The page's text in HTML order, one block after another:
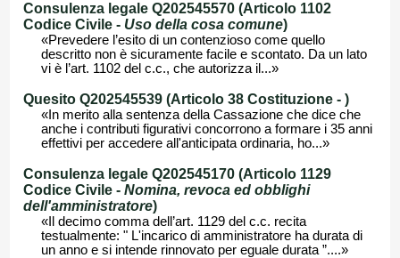
Consulenza legale Q202545570 (Articolo 1102
Codice Civile - Uso della cosa comune)
«Prevedere l’esito di un contenzioso come quello
descritto non è sicuramente facile e scontato. Da un lato
vi è l’art. 1102 del c.c., che autorizza il...»
Quesito Q202545539 (Articolo 38 Costituzione - )
«In merito alla sentenza della Cassazione che dice che
anche i contributi figurativi concorrono a formare i 35 anni
effettivi per accedere all'anticipata ordinaria, ho...»
Consulenza legale Q202545170 (Articolo 1129
Codice Civile - Nomina, revoca ed obblighi
dell'amministratore)
«Il decimo comma dell’art. 1129 del c.c. recita
testualmente: " L'incarico di amministratore ha durata di
un anno e si intende rinnovato per eguale durata ”....»